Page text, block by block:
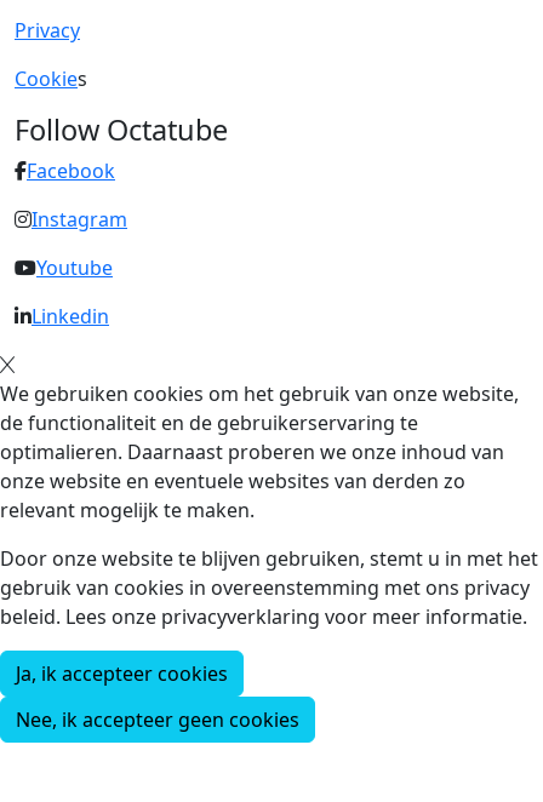
Privacy
Cookies
Follow Octatube
Facebook
Instagram
Youtube
Linkedin
We gebruiken cookies om het gebruik van onze website,
de functionaliteit en de gebruikerservaring te
optimalieren. Daarnaast proberen we onze inhoud van
onze website en eventuele websites van derden zo
relevant mogelijk te maken.
Door onze website te blijven gebruiken, stemt u in met het
gebruik van cookies in overeenstemming met ons privacy
beleid. Lees onze privacyverklaring voor meer informatie.
Ja, ik accepteer cookies
Nee, ik accepteer geen cookies